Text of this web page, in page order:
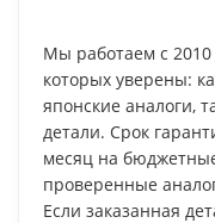
Мы работаем с 2010
которых уверены:
японские аналоги,
детали. Срок
месяц на
проверенные
Если заказанная